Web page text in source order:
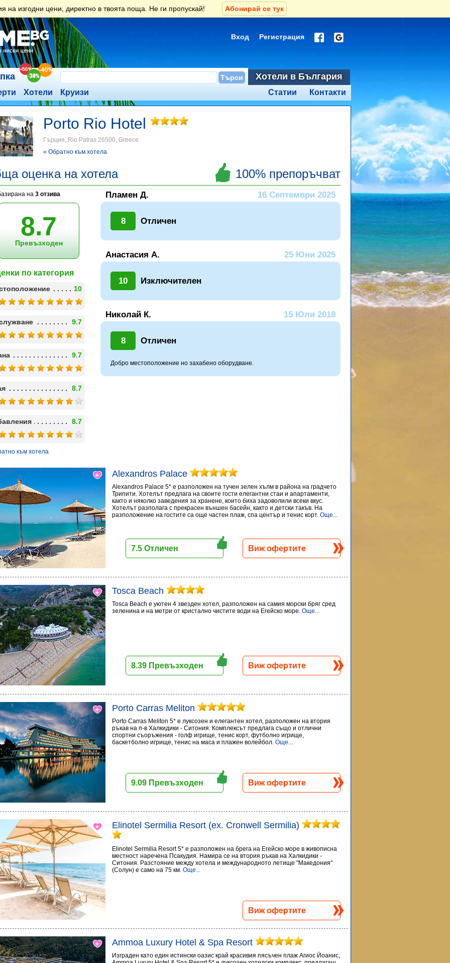
на изгодни цени, директно в твоята поща. Не ги пропускай! Абонирай се тук
Вход Регистрация
Хотели в България
Хотели Круизи Контакти
Статии
Porto Rio Hotel
Гърция, Rio Patras 26500, Greece
« Обратно към хотела
оценка на хотела 100% препоръчват
на 3 отзива
8.7
Превъзходен
по категория
10
9.7
9.7
8.7
8.7
Пламен Д. 16 Септември 2025
8 Отличен
Анастасия А. 25 Юни 2025
10 Изключителен
Николай К. 15 Юли 2018
8 Отличен
Добро местоположение но захабено оборудване.
към хотела
Alexandros Palace
Alexandros Palace 5* e разположен на тучен зелен хълм в района на градчето
Трипити. Хотелът предлага на своите гости елегантни стаи и апартаменти,
както и няколко заведения за хранене, които биха задоволили всеки вкус.
Хотелът разполага с прекрасен външен басейн, както и детски такъв. На
разположение на гостите са още частен плаж, спа център и тенис корт. Още...
7.5 Отличен Виж офертите
Tosca Beach
Tosca Beach е уютен 4 звезден хотел, разположен на самия морски бряг сред
зеленина и на метри от кристално чистите води на Егейско море. Още...
8.39 Превъзходен Виж офертите
Porto Carras Meliton
Porto Carras Meliton 5* е луксозен и елегантен хотел, разположен на втория
ръкав на п-в Халкидики - Ситония. Комплексът предлага също и отлични
спортни съоръжения - голф игрище, тенис корт, футболно игрище,
баскетболно игрище, тенис на маса и плажен волейбол. Още...
9.09 Превъзходен Виж офертите
Elinotel Sermilia Resort (ex. Cronwell Sermilia)
Elinotel Sermilia Resort 5* е разположен на брега на Егейско море в живописна
местност наречена Псакудия. Намира се на втория ръкав на Халкидики -
Ситония. Разстояние между хотела и международното летище "Македония"
(Солун) е само на 75 км. Още...
Виж офертите
Ammoa Luxury Hotel & Spa Resort
Изграден като един истински оазис край красивия пясъчен плаж Агиос Йоанис,